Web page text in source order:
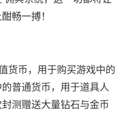
畅一搏！
货币，用于购买游戏中的
普通货币，用于道具人
测赠送大量钻石与金币